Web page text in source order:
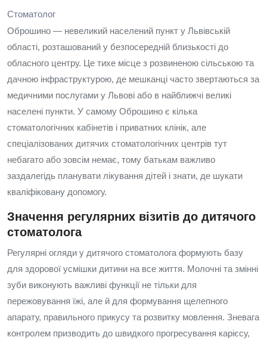
Стоматолог
Оброшино — невеликий населений пункт у Львівській
області, розташований у безпосередній близькості до
обласного центру. Це тихе місце з розвиненою сільською та
дачною інфраструктурою, де мешканці часто звертаються за
медичними послугами у Львові або в найближчі великі
населені пункти. У самому Оброшино є кілька
стоматологічних кабінетів і приватних клінік, але
спеціалізованих дитячих стоматологічних центрів тут
небагато або зовсім немає, тому батькам важливо
заздалегідь планувати лікування дітей і знати, де шукати
кваліфіковану допомогу.
Значення регулярних візитів до дитячого
стоматолога
Регулярні огляди у дитячого стоматолога формують базу
для здорової усмішки дитини на все життя. Молочні та змінні
зуби виконують важливі функції не тільки для
пережовування їжі, але й для формування щелепного
апарату, правильного прикусу та розвитку мовлення. Зневага
контролем призводить до швидкого прогресування карієсу,